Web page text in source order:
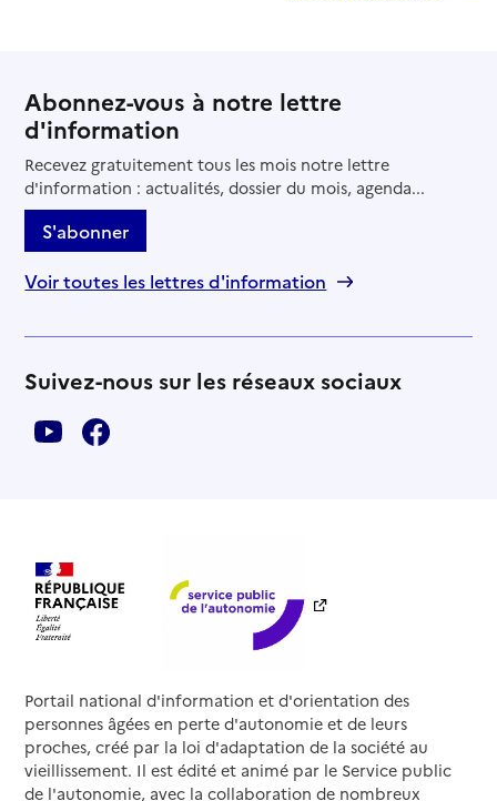
Abonnez-vous à notre lettre
d'information
Recevez gratuitement tous les mois notre lettre
d'information : actualités, dossier du mois, agenda...
S'abonner
Voir toutes les lettres d'information
Suivez-nous sur les réseaux sociaux
Portail national d'information et d'orientation des
personnes âgées en perte d'autonomie et de leurs
proches, créé par la loi d'adaptation de la société au
vieillissement. Il est édité et animé par le Service public
de l'autonomie, avec la collaboration de nombreux